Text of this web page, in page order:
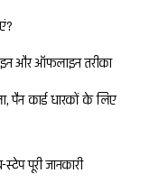
और ऑफलाइन तरीका
पैन कार्ड धारकों के लिए
पूरी जानकारी